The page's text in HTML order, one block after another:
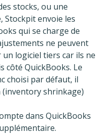
stocks, ou une
envoie les
qui se charge de
ne peuvent
logiciel tiers car ils ne
côté QuickBooks. Le
choisi par défaut, il
shrinkage)
dans QuickBooks